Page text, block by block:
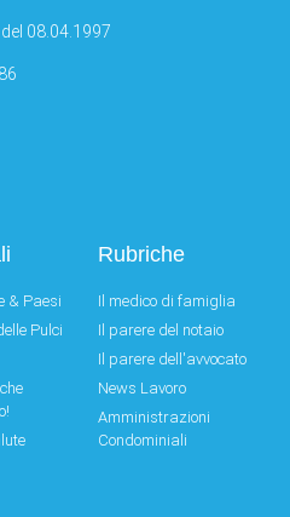
08.04.1997
& Paesi
Pulci
Rubriche
Il medico di famiglia
Il parere del notaio
Il parere dell'avvocato
News Lavoro
Amministrazioni
Condominiali